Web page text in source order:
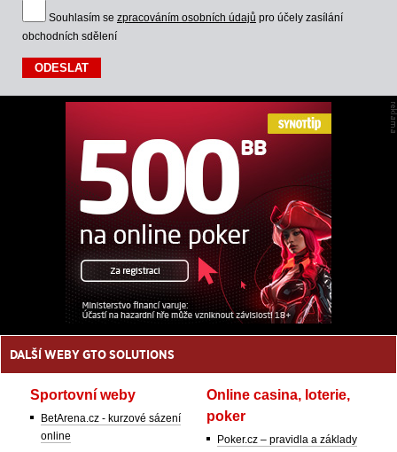
Souhlasím se zpracováním osobních údajů pro účely zasílání
obchodních sdělení
DALŠÍ WEBY GTO SOLUTIONS
Sportovní weby
BetArena.cz - kurzové sázení
online
Online casina, loterie,
poker
Poker.cz – pravidla a základy